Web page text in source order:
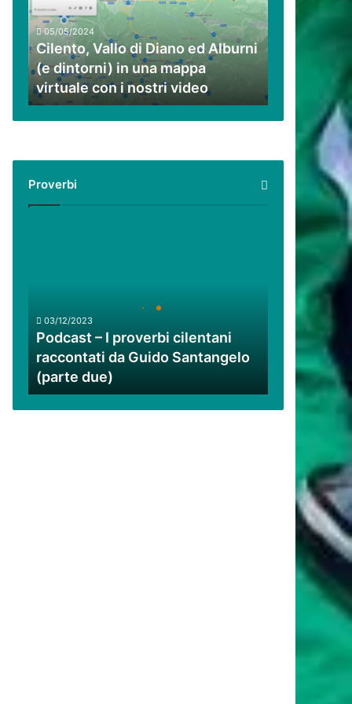
Alburni
(e
dintorni)
in
una
mappa
virtuale
video
05/05/2024
Cilento, Vallo di Diano ed Alburni
(e dintorni) in una mappa
virtuale con i nostri video
Proverbi
da
Guido
Santangelo
(parte
due)
03/12/2023
Podcast – I proverbi cilentani
raccontati da Guido Santangelo
(parte due)